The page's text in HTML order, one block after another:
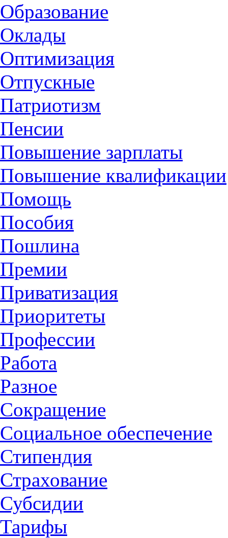
Образование
Оклады
Оптимизация
Отпускные
Патриотизм
Пенсии
Повышение зарплаты
Повышение квалификации
Помощь
Пособия
Пошлина
Премии
Приватизация
Приоритеты
Профессии
Работа
Разное
Сокращение
Социальное обеспечение
Стипендия
Страхование
Субсидии
Тарифы